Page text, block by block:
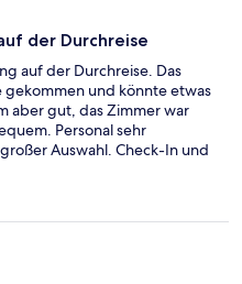
der Durchreise
auf der Durchreise. Das
gekommen und könnte etwas
aber gut, das Zimmer war
Personal sehr
Auswahl. Check-In und